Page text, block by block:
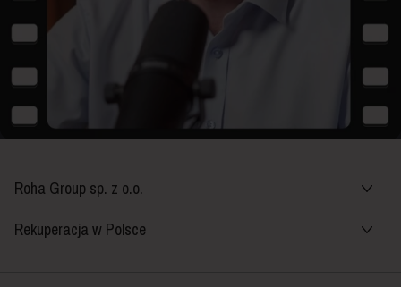
Roha Group sp. z o.o.
Rekuperacja w Polsce